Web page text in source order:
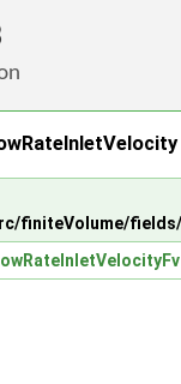
Foundation
finiteVolume/